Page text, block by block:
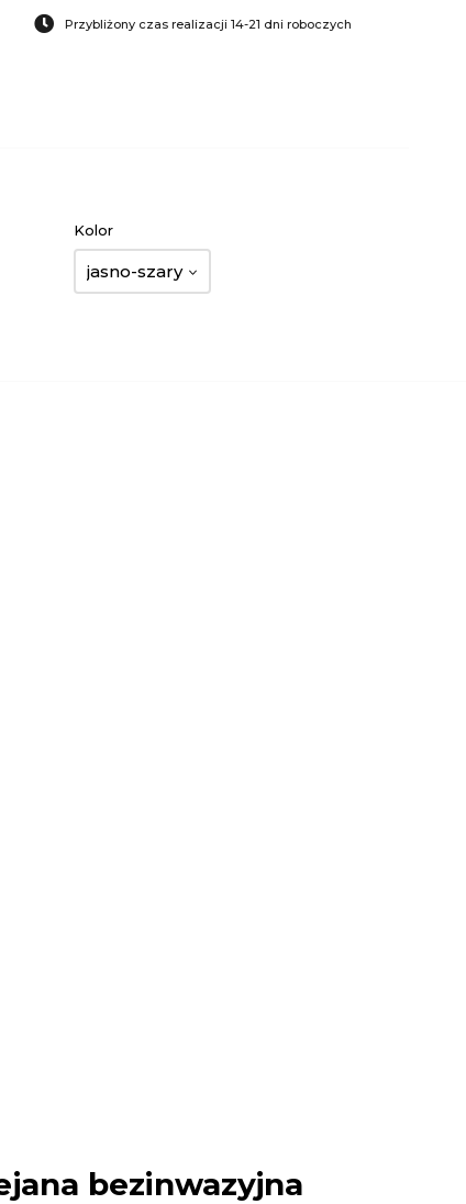
Przybliżony czas realizacji 14-21 dni roboczych
Kolor
jasno-szary
bezinwazyjna